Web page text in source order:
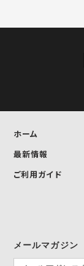
ホーム
最新情報
ご利用ガイド
メールマガジン